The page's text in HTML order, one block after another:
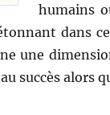
humains
dans
une
succès alors